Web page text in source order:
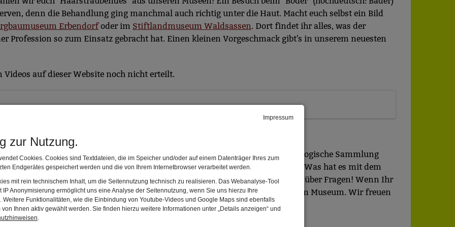
Impressum
zur Nutzung.
Cookies. Cookies sind Textdateien, die im Speicher und/oder auf einem Datenträger Ihres zum
Endgerätes gespeichert werden und die von Ihrem Internetbrowser verarbeitet werden.
mit rein technischem Inhalt, um die Seitennutzung technisch zu realisieren. Das Webanalyse-Tool
IP Anonymisierung ermöglicht uns eine Analyse der Seitennutzung, wenn Sie uns hierzu Ihre
Weitere Funktionalitäten, wie die Einbindung von Youtube-Videos und Google Maps sind ebenfalls
Ihnen aktiv gewählt werden. Sie finden hierzu weitere Informationen unter „Details anzeigen“ und
.
denn die Behandlung ging manchmal auch richtig unter die Haut. Macht euch selbst ein Bild
Erbendorfoder im Stiftlandmuseum Waldsassen. Dort findet ihr alles, was der
Profession so zum Einsatz gebracht hat. Einen kleinen Vorgeschmack gibt's in unserem neuesten
auf dieser Website noch nicht erteilt.
gibt es nicht nur Fortschauer Waffen zu sehen. Auch eine spannende archäologische Sammlung
haben. Aber wie kam die Steinzeit eigentlich nach Kemnath ins Museum? Was hat es mit dem
welche Rolle spielte dabei der Rauhe Kulm vor ca. 2 Millionen Jahren? Fragen über Fragen! Wenn Ihr
in unsere neueste Ausgabe von "Museum to go" oder besucht uns einfach im Museum. Wir freuen